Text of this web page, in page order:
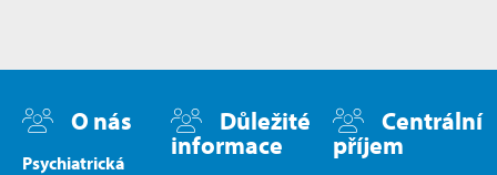
O nás
Psychiatrická
Důležité
informace
Centrální
příjem